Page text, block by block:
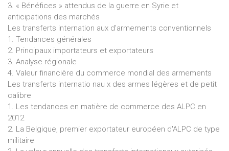
3. « Bénéfices » attendus de la guerre en Syrie et
anticipations des marchés
Les transferts internation aux d'armements conventionnels
1. Tendances générales
2. Principaux importateurs et exportateurs
3. Analyse régionale
4. Valeur financière du commerce mondial des armements
Les transferts internatio nau x des armes légères et de petit
calibre
1. Les tendances en matière de commerce des ALPC en
2012
2. La Belgique, premier exportateur européen d'ALPC de type
militaire